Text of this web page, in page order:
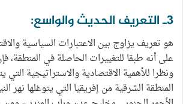
3ـ التعريف الحديث والواسع:
هو تعريف يزاوج بين الاعتبارات السياسية
على أنه طبقا للتغييرات الحاصلة في المنطقة،
ونظرا للأهمية الاقتصادية والاستراتيجية التي
المنطقة الشرقية من إفريقيا التي يتوغلها نهر